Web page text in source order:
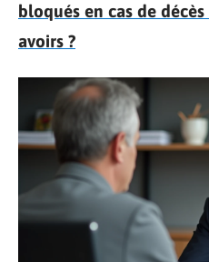
bloqués en cas de
avoirs ?